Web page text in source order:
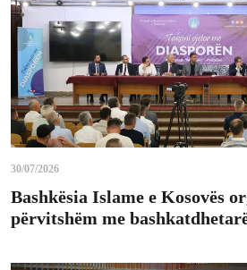
30/07/2026
Bashkësia Islame e Kosovës
përvitshëm me